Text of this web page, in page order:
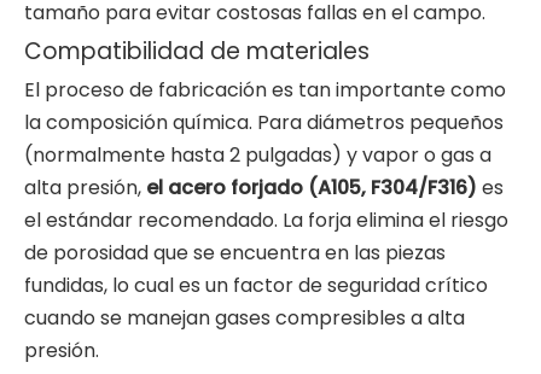
tamaño para evitar costosas fallas en el campo.
Compatibilidad de materiales
El proceso de fabricación es tan importante como
la composición química. Para diámetros pequeños
(normalmente hasta 2 pulgadas) y vapor o gas a
alta presión, el acero forjado (A105, F304/F316) es
el estándar recomendado. La forja elimina el riesgo
de porosidad que se encuentra en las piezas
fundidas, lo cual es un factor de seguridad crítico
cuando se manejan gases compresibles a alta
presión.